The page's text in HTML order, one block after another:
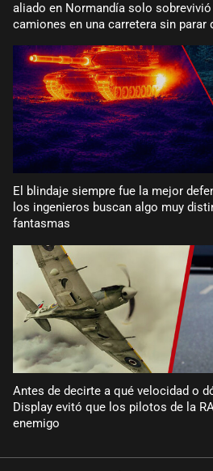
aliado en Normandía solo
camiones en una carretera sin parar
El blindaje siempre fue la mejor
los ingenieros buscan algo muy
fantasmas
Antes de decirte a qué velocidad o
Display evitó que los pilotos de la
enemigo